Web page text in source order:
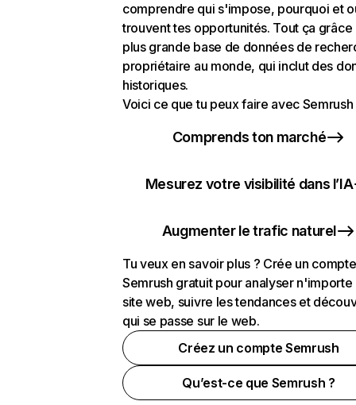
comprendre qui s'impose, pourquoi et
trouvent tes opportunités. Tout ça grâce
plus grande base de données de
propriétaire au monde, qui inclut des
historiques.
Voici ce que tu peux faire avec Semrush
Comprends ton marché
Mesurez votre visibilité dans l’IA
Augmenter le trafic naturel
Tu veux en savoir plus ? Crée un compte
Semrush gratuit pour analyser n'importe
site web, suivre les tendances et
qui se passe sur le web.
Créez un compte Semrush
Qu’est-ce que Semrush ?